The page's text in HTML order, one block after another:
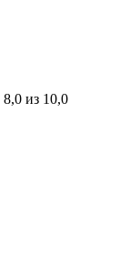
8,0 из 10,0